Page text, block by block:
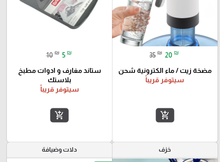
35 ₪ 20 ₪
مضخة زيت / ماء الكترونية شحن
سيتوفر قريباً
add_shopping_cart
10 ₪ 5 ₪
ستاند مغارف و ادوات مطبخ
بلاستك
سيتوفر قريباً
add_shopping_cart
خزف دلات وضيافة